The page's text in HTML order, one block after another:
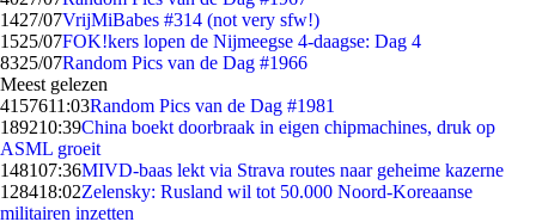
1427/07VrijMiBabes #314 (not very sfw!)
1525/07FOK!kers lopen de Nijmeegse 4-daagse: Dag 4
8325/07Random Pics van de Dag #1966
Meest gelezen
4157611:03Random Pics van de Dag #1981
189210:39China boekt doorbraak in eigen chipmachines, druk op
ASML groeit
148107:36MIVD-baas lekt via Strava routes naar geheime kazerne
128418:02Zelensky: Rusland wil tot 50.000 Noord-Koreaanse
militairen inzetten